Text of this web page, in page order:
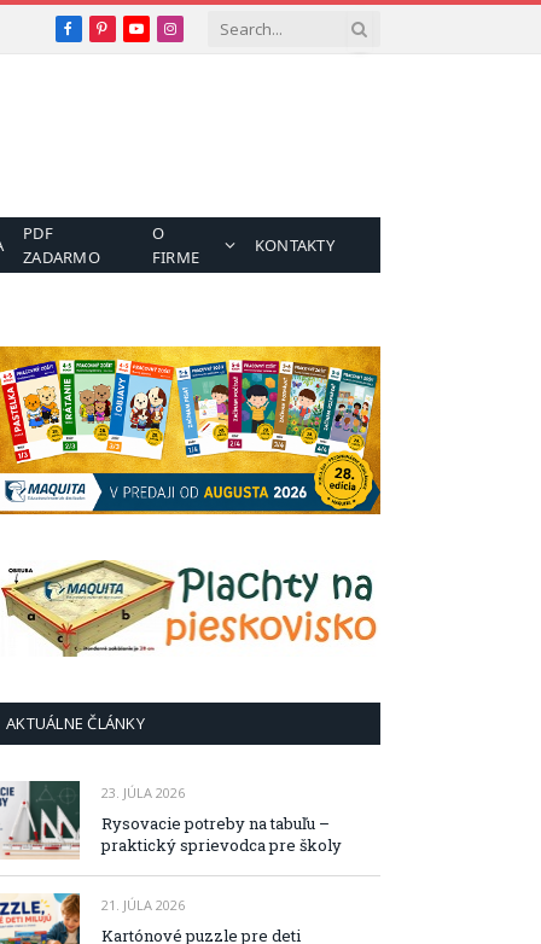
Facebook
Pinterest
YouTubeInstagram
PDF
ZADARMO
O
FIRME
KONTAKTY
AKTUÁLNE ČLÁNKY
23. JÚLA 2026
Rysovacie potreby na tabuľu –
praktický sprievodca pre školy
21. JÚLA 2026
Kartónové puzzle pre deti